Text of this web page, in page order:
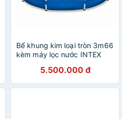
Bể khung kim loại tròn 3m66
kèm máy lọc nước INTEX
5.500.000 đ